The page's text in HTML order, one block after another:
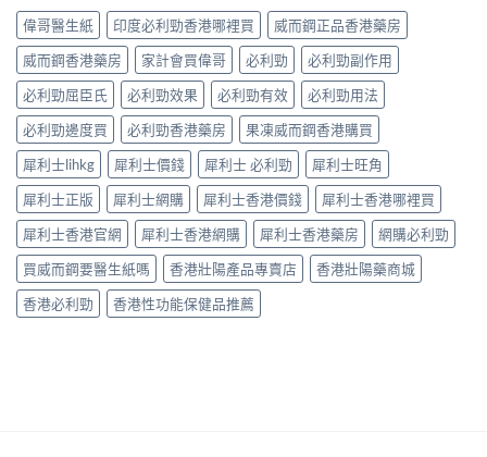
中
常
見
病
因
及
應
對
之
道〉
中
洩
的
有
效
調
理
方
法〉
中
偉哥醫生紙 印度必利勁香港哪裡買
威而鋼正品香港藥房
威而鋼香港藥房
家計會買偉哥 必利勁
必利勁副作用
必利勁屈臣氏
必利勁效果 必利勁有效
必利勁用法
必利勁邊度買
必利勁香港藥房
果凍威而鋼香港購買
犀利士lihkg
犀利士價錢 犀利士 必利勁
犀利士旺角
犀利士正版
犀利士網購 犀利士香港價錢
犀利士香港哪裡買
犀利士香港官網
犀利士香港網購 犀利士香港藥房
網購必利勁
買威而鋼要醫生紙嗎
香港壯陽產品專賣店
香港壯陽藥商城
香港必利勁
香港性功能保健品推薦